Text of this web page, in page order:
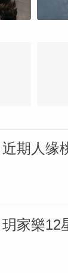
近期人缘
玥家樂12